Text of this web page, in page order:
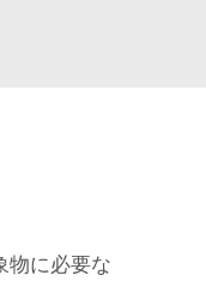
物に必要な